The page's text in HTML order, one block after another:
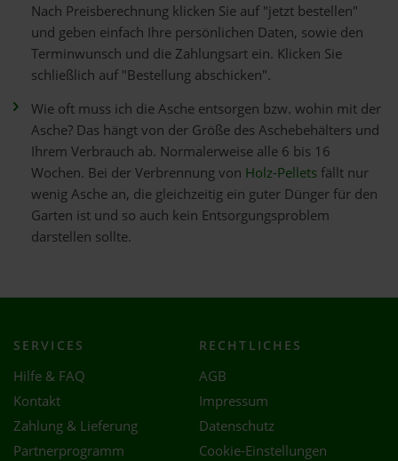
Nach Preisberechnung klicken Sie auf "jetzt bestellen"
und geben einfach Ihre persönlichen Daten, sowie den
Terminwunsch und die Zahlungsart ein. Klicken Sie
schließlich auf "Bestellung abschicken".
Wie oft muss ich die Asche entsorgen bzw. wohin mit der
Asche? Das hängt von der Größe des Aschebehälters und
Ihrem Verbrauch ab. Normalerweise alle 6 bis 16
Wochen. Bei der Verbrennung von Holz-Pelletsfällt nur
wenig Asche an, die gleichzeitig ein guter Dünger für den
Garten ist und so auch kein Entsorgungsproblem
darstellen sollte.
SERVICES
Hilfe & FAQ
Kontakt
Zahlung & Lieferung
Partnerprogramm
RECHTLICHES
AGB
Impressum
Datenschutz
Cookie-Einstellungen